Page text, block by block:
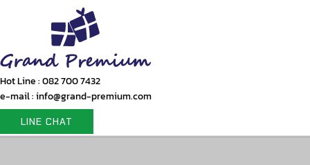
Hot Line : 082 700 7432
e-mail : info@grand-premium.com
LINE CHAT